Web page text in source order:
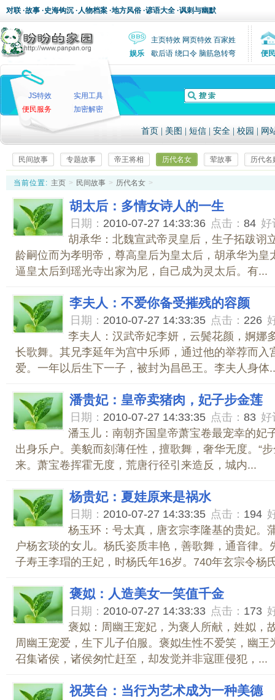
对联 ·故事 ·史海钩沉 ·人物档案 ·地方风俗 ·谚语大全 ·讽刺与幽默
主页特效 网页特效 百家姓
娱乐
歇后语 绕口令 脑筋急转弯 便民
JS特效
实用工具
便民服务
加密解密
首页 美图 短信 安全 校园 网
民间故事 专题故事 帝王将相 历代名女 荤故事 历代名
当前位置: 主页 > 民间故事 > 历代名女 >
胡太后：多情女诗人的一生
日期： 2010-07-27 14:33:36 点击： 84 好
胡承华：北魏宣武帝灵皇后，生子拓跋诩
龄嗣位而为孝明帝，尊高皇后为皇太后，胡承华为皇
逼皇太后到瑶光寺出家为尼，自己成为灵太后。有...
李夫人：不爱你备受摧残的容颜
日期： 2010-07-27 14:33:35 点击： 226
李夫人：汉武帝妃李妍，云鬓花颜，婀娜
长歌舞。其兄李延年为宫中乐师，通过他的举荐而入
爱。一年以后生下一子，被封为昌邑王。李夫人身体
潘贵妃：皇帝卖猪肉，妃子步金莲
日期： 2010-07-27 14:33:35 点击： 83 好
潘玉儿：南朝齐国皇帝萧宝卷最宠幸的妃
出身乐户。美貌而刻薄任性，擅歌舞，奢华无度。“
来。萧宝卷挥霍无度，荒唐行径引来造反，城内...
杨贵妃：夏娃原来是祸水
日期： 2010-07-27 14:33:35 点击： 194
杨玉环：号太真，唐玄宗李隆基的贵妃。
户杨玄琰的女儿。杨氏姿质丰艳，善歌舞，通音律。
子寿王李瑁的王妃，时杨氏年16岁。740年玄宗令杨
褒姒：人造美女一笑值千金
日期： 2010-07-27 14:33:33 点击： 173
褒姒：周幽王宠妃，为褒人所献，姓姒，
周幽王宠爱，生下儿子伯服。褒姒生性不爱笑，幽王
召集诸侯，诸侯匆忙赶至，却发觉并非寇匪侵犯，...
祝英台：当行为艺术成为一种美德